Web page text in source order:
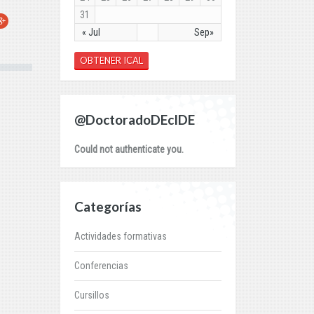
« Jul Sep»
31
OBTENER ICAL
@DoctoradoDEcIDE
Could not authenticate you.
Categorías
Actividades formativas
Conferencias
Cursillos